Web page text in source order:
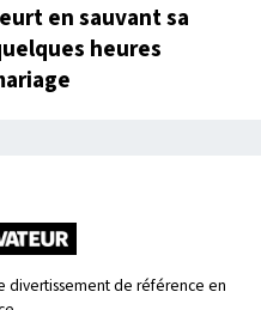
en sauvant sa
heures
divertissement de référence en